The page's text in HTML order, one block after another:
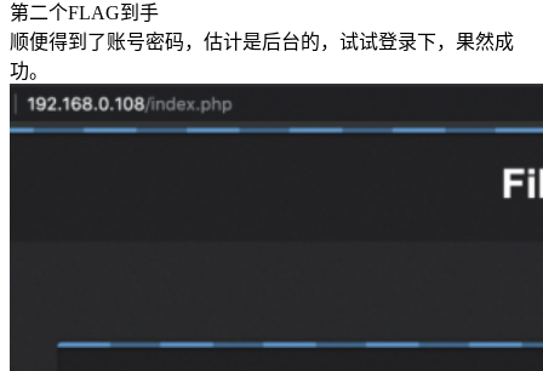
第二个FLAG到手
顺便得到了账号密码，估计是后台的，试试登录下，果然成
功。